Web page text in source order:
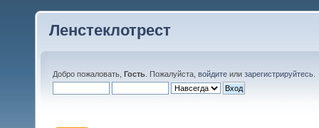
Ленстеклотрест
Добро пожаловать, Гость . Пожалуйста, войдите или зарегистрируйтесь